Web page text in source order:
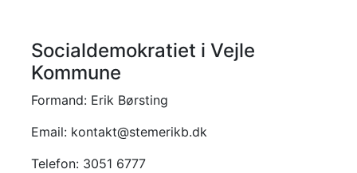
Socialdemokratiet i Vejle
Kommune
Formand: Erik Børsting
Email: kontakt@stemerikb.dk
Telefon: 3051 6777